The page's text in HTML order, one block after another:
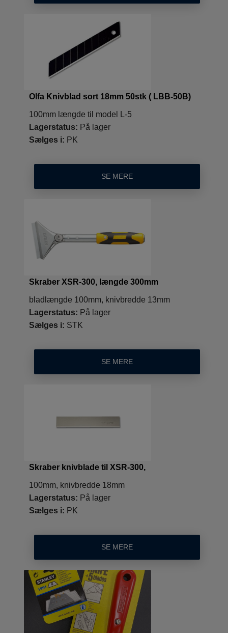
Olfa Knivblad sort 18mm 50stk ( LBB-50B)
100mm længde til model L-5
Lagerstatus: På lager
Sælges i: PK
SE MERE
Skraber XSR-300, længde 300mm
bladlængde 100mm, knivbredde 13mm
Lagerstatus: På lager
Sælges i: STK
SE MERE
Skraber knivblade til XSR-300,
100mm, knivbredde 18mm
Lagerstatus: På lager
Sælges i: PK
SE MERE